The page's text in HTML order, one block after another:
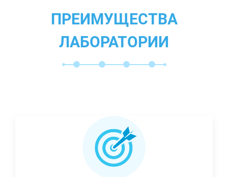
ПРЕИМУЩЕСТВА
ЛАБОРАТОРИИ